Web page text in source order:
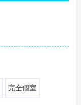
完全個室